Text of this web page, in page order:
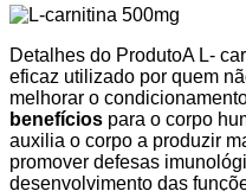
Detalhes do ProdutoA L-
eficaz utilizado por quem
melhorar o
benefícios para o corpo
auxilia o corpo a produzir
promover defesas
desenvolvimento das